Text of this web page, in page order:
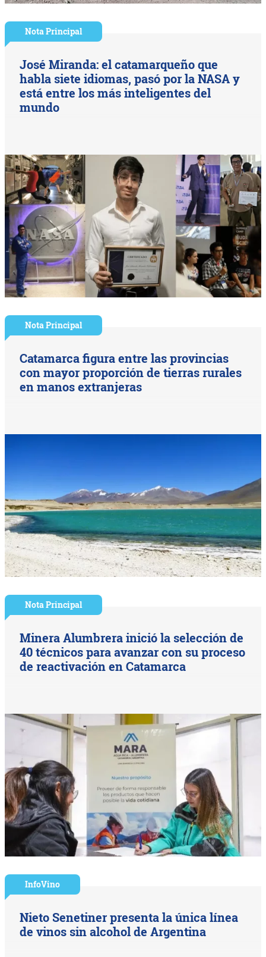
Nota Principal
José Miranda: el catamarqueño que
habla siete idiomas, pasó por la NASA y
está entre los más inteligentes del
mundo
Nota Principal
Catamarca figura entre las provincias
con mayor proporción de tierras rurales
en manos extranjeras
Nota Principal
Minera Alumbrera inició la selección de
40 técnicos para avanzar con su proceso
de reactivación en Catamarca
InfoVino
Nieto Senetiner presenta la única línea
de vinos sin alcohol de Argentina